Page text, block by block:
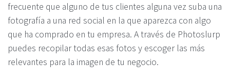
frecuente que alguno de tus clientes alguna vez suba una
fotografía a una red social en la que aparezca con algo
que ha comprado en tu empresa. A través de Photoslurp
puedes recopilar todas esas fotos y escoger las más
relevantes para la imagen de tu negocio.